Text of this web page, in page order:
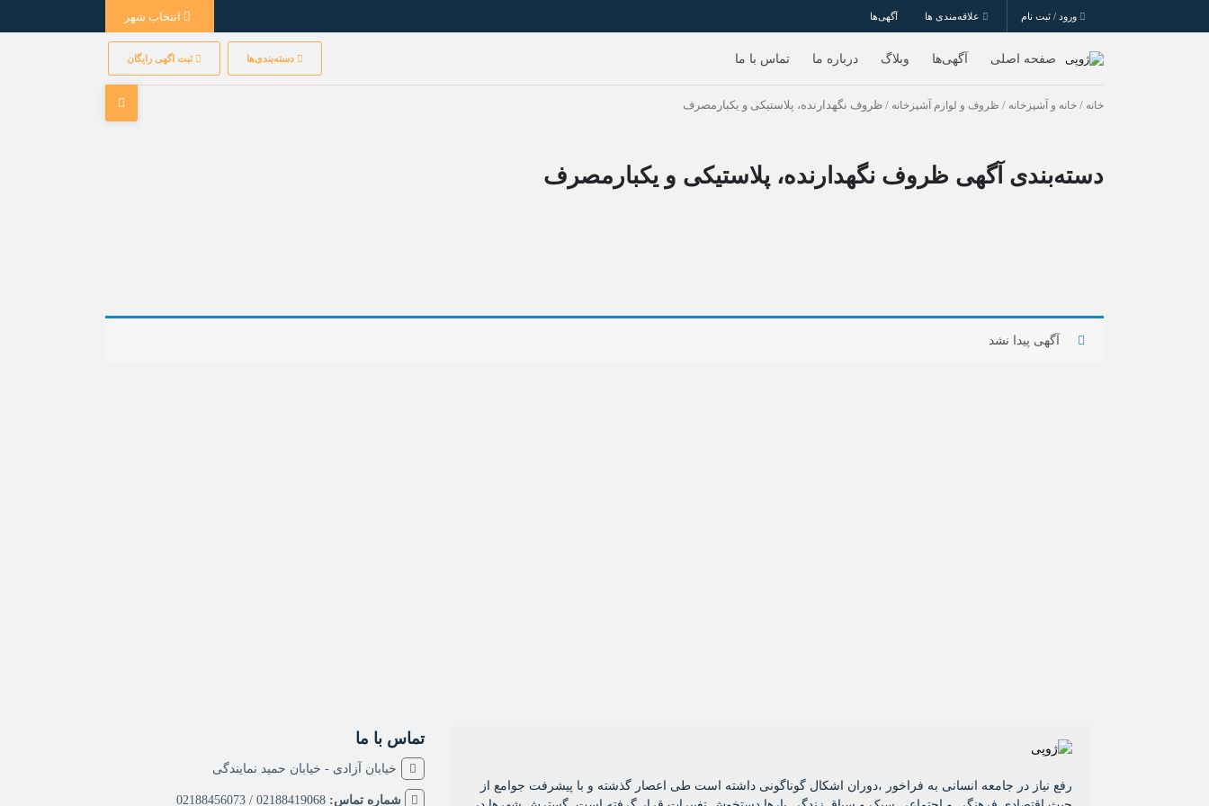
ورود / ثبت نام علاقه‌مندی ها آگهی‌ها
صفحه اصلی آگهی‌ها وبلاگ درباره ما تماس با ما دسته‌بندی‌ها ثبت اگهی رایگان
خانه / خانه و آشپزخانه / ظروف و لوازم آشپزخانه / ظروف نگهدارنده، پلاستیکی و یکبارمصرف
دسته‌بندی آگهی ظروف نگهدارنده، پلاستیکی و یکبارمصرف
آگهی پیدا نشد
رفع نیاز در جامعه انسانی به فراخور ،دوران اشکال گوناگونی داشته است طی اعصار گذشته و با پیشرفت جوامع از
تماس با ما
خیابان آزادی - خیابان حمید نمایندگی
شماره تماس: 02188419068 / 02188456073